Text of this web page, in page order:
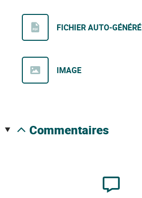
FICHIER AUTO-GÉNÉRÉ
IMAGE
commentaires